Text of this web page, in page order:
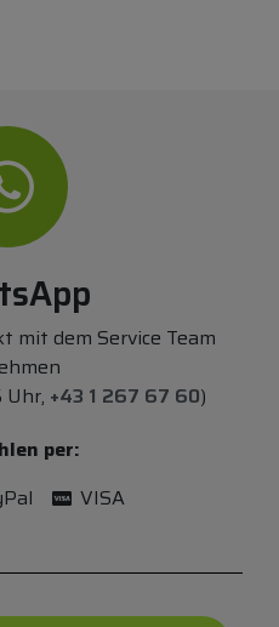
dem Service Team
Uhr, +43 1 267 67 60)
per:
VISA